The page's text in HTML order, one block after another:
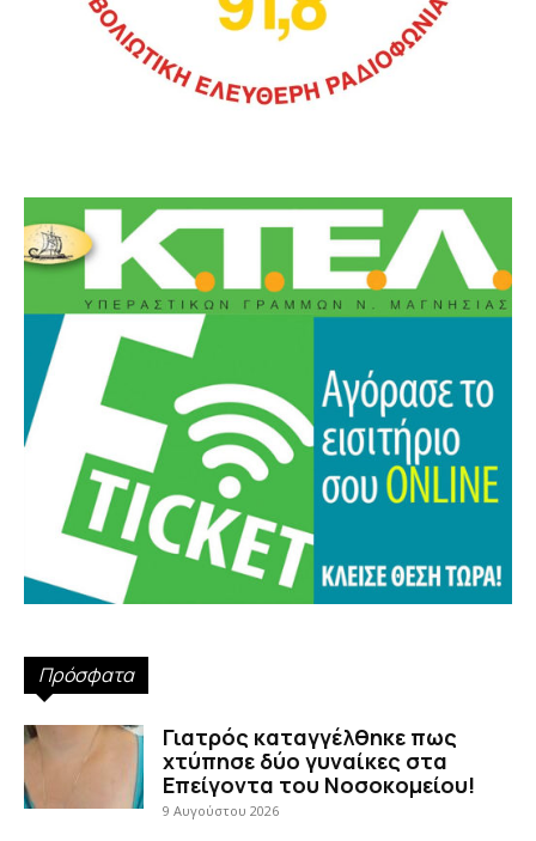
Πρόσφατα
Γιατρός καταγγέλθηκε πως
χτύπησε δύο γυναίκες στα
Επείγοντα του Νοσοκομείου!
9 Αυγούστου 2026